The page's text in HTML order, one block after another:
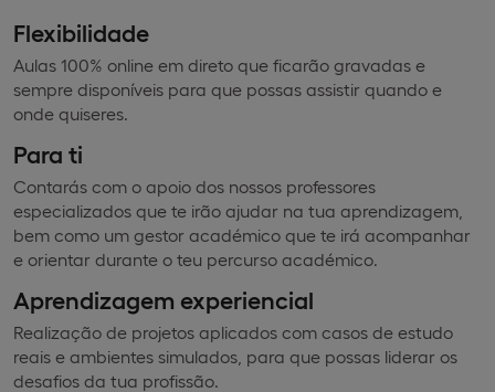
Flexibilidade
Aulas 100% online em direto que ficarão gravadas e
sempre disponíveis para que possas assistir quando e
onde quiseres.
Para ti
Contarás com o apoio dos nossos professores
especializados que te irão ajudar na tua aprendizagem,
bem como um gestor académico que te irá acompanhar
e orientar durante o teu percurso académico.
Aprendizagem experiencial
Realização de projetos aplicados com casos de estudo
reais e ambientes simulados, para que possas liderar os
desafios da tua profissão.